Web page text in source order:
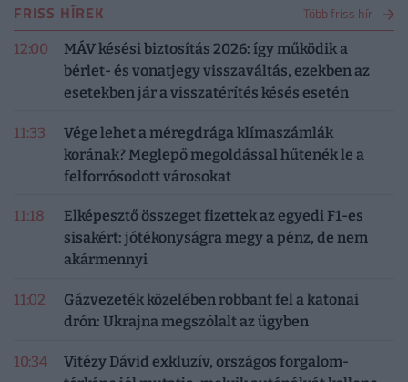
FRISS HÍREK Több friss hír
12:00
MÁV késési biztosítás 2026: így működik a
bérlet- és vonatjegy visszaváltás, ezekben az
esetekben jár a visszatérítés késés esetén
11:33
Vége lehet a méregdrága klímaszámlák
korának? Meglepő megoldással hűtenék le a
felforrósodott városokat
11:18
Elképesztő összeget fizettek az egyedi F1-es
sisakért: jótékonyságra megy a pénz, de nem
akármennyi
11:02
Gázvezeték közelében robbant fel a katonai
drón: Ukrajna megszólalt az ügyben
10:34
Vitézy Dávid exkluzív, országos forgalom-